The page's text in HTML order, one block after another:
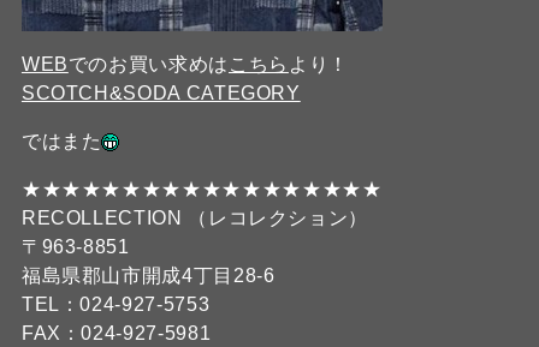
WEBでのお買い求めは こちら より！
SCOTCH&SODA CATEGORY
ではまた
★★★★★★★★★★★★★★★★★★
RECOLLECTION （レコレクション）
〒963-8851
福島県郡山市開成4丁目28-6
TEL：024-927-5753
FAX：024-927-5981